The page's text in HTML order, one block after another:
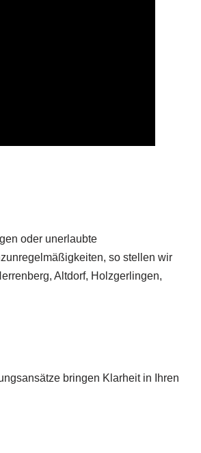
oder unerlaubte
so stellen wir
Altdorf, Holzgerlingen,
bringen Klarheit in Ihren